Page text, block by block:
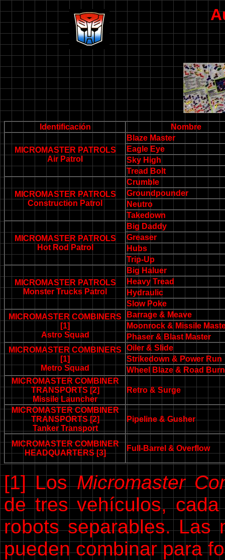
Identificación Nombre
MICROMASTER PATROLS
Air Patrol
Blaze Master
Eagle Eye
Sky High
Tread Bolt
MICROMASTER PATROLS
Construction Patrol
Crumble
Groundpounder
Neutro
Takedown
MICROMASTER PATROLS
Hot Rod Patrol
Big Daddy
Greaser
Hubs
Trip-Up
MICROMASTER PATROLS
Monster Trucks Patrol
Big Haluer
Heavy Tread
Hydraulic
Slow Poke
MICROMASTER COMBINERS
[1]
Astro Squad
Barrage & Meave
Moonrock & Missile
Phaser & Blast Master
MICROMASTER COMBINERS
[1]
Metro Squad
Oiler & Slide
Strikedown & Power Run
Wheel Blaze & Road
MICROMASTER COMBINER
TRANSPORTS [2]
Missile Launcher
Retro & Surge
MICROMASTER COMBINER
TRANSPORTS [2]
Tanker Transport
Pipeline & Gusher
MICROMASTER COMBINER
HEADQUARTERS [3]
Full-Barrel & Overflow
[1] LosMicromaster
de tres vehículos,
robots separables. Las
pueden combinar para